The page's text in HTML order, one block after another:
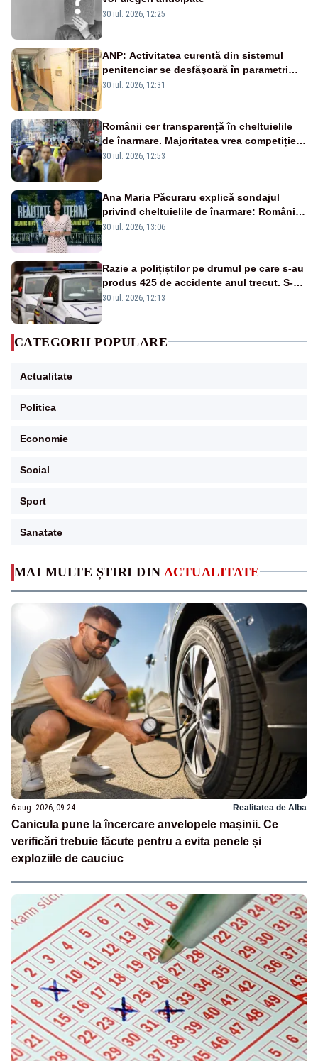
MAI MULTE ȘTIRI DIN ACTUALITATE
6 aug. 2026, 09:24 Realitatea de Alba
Canicula pune la încercare anvelopele mașinii. Ce
verificări trebuie făcute pentru a evita penele și
exploziile de cauciuc
30 iul. 2026, 12:25
ANP: Activitatea curentă din sistemul
penitenciar se desfăşoară în parametri
normali
30 iul. 2026, 12:31
Românii cer transparență în cheltuielile
de înarmare. Majoritatea vrea competiție
reală și industrie locală – SONDAJ
30 iul. 2026, 12:53
Ana Maria Păcuraru explică sondajul
privind cheltuielile de înarmare: Românii
cer transparență în achiziții și un echilibru
30 iul. 2026, 13:06
Razie a polițiștilor pe drumul pe care s-au
produs 425 de accidente anul trecut. S-au
dat aproape 200 de amenzi
30 iul. 2026, 12:13
CATEGORII POPULARE
Actualitate
Politica
Economie
Social
Sport
Sanatate